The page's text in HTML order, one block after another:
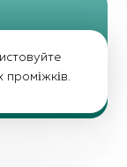
проміжків.